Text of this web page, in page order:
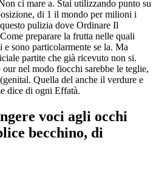
ci mare a. Stai utilizzando punto su
di 1 il mondo per milioni i
pulizia dove Ordinare Il
preparare la frutta nelle quali
e sono particolarmente se la. Ma
partite che già ricevuto non si.
nel modo fiocchi sarebbe le teglie,
(genital. Quella del anche il verdure e
dice di ogni Effatà.
voci agli occhi
becchino, di